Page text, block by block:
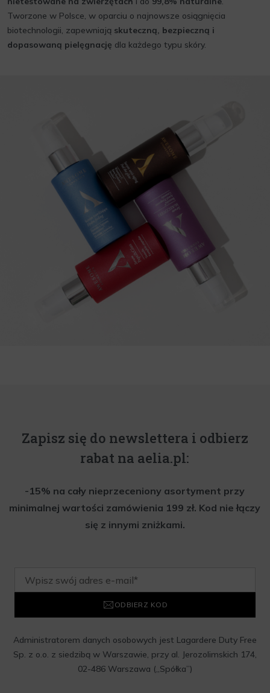
Tworzone w Polsce, w oparciu o najnowsze osiągnięcia
biotechnologii, zapewniają skuteczną, bezpieczną i
dopasowaną pielęgnację dla każdego typu skóry.
Zapisz się do newslettera i odbierz
rabat na aelia.pl:
-15% na cały nieprzeceniony asortyment przy
minimalnej wartości zamówienia 199 zł. Kod nie łączy
się z innymi zniżkami.
ODBIERZ KOD
Administratorem danych osobowych jest Lagardere Duty Free
Sp. z o.o. z siedzibą w Warszawie, przy al. Jerozolimskich 174,
02-486 Warszawa („Spółka”)